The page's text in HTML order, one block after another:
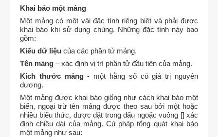
Khai báo một mảng
Một mảng có một vài đặc tính riêng biệt và phải được
khai báo khi sử dụng chúng. Những đặc tính này bao
gồm:
Kiểu dữ liệu của các phần tử mảng.
Tên mảng – xác định vị trí phần tử đầu tiên của mảng.
Kích thước mảng- một hằng số có giá trị nguyên
dương.
Một mảng được khai báo giống như cách khai báo một
biến, ngoại trừ tên mảng được theo sau bởi một hoặc
nhiều biểu thức, được đặt trong dấu ngoặc vuông [] xác
định chiều dài của mảng. Cú pháp tổng quát khai báo
một mảng như sau: